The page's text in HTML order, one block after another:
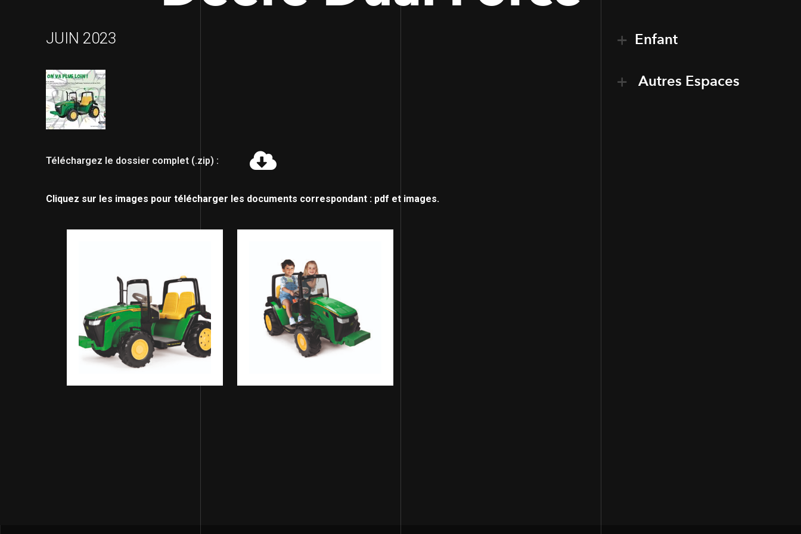
JUIN 2023 Enfant
Autres Espaces
Téléchargez le dossier complet (.zip) :
Cliquez sur les images pour télécharger les documents correspondant : pdf et images.